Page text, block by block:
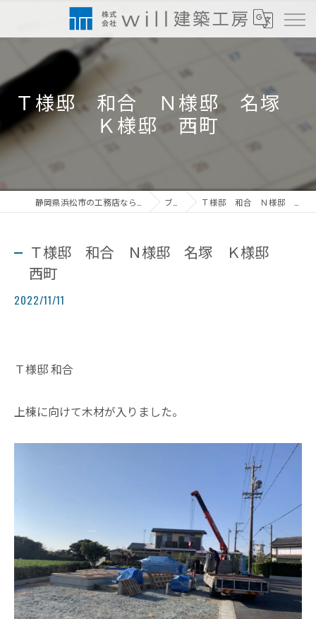
Ｔ様邸 和合 Ｎ様邸 名塚
Ｋ様邸 西町
ブログ Ｔ様邸 和合 Ｎ様邸 名塚 Ｋ様邸 西町
Ｔ様邸 和合 Ｎ様邸 名塚 Ｋ様邸
西町
2022/11/11
Ｔ様邸 和合
上棟に向けて木材が入りました。